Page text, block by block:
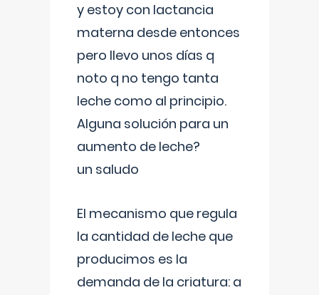
y estoy con lactancia
materna desde entonces
pero llevo unos días q
noto q no tengo tanta
leche como al principio.
Alguna solución para un
aumento de leche?
un saludo
El mecanismo que regula
la cantidad de leche que
producimos es la
demanda de la criatura: a